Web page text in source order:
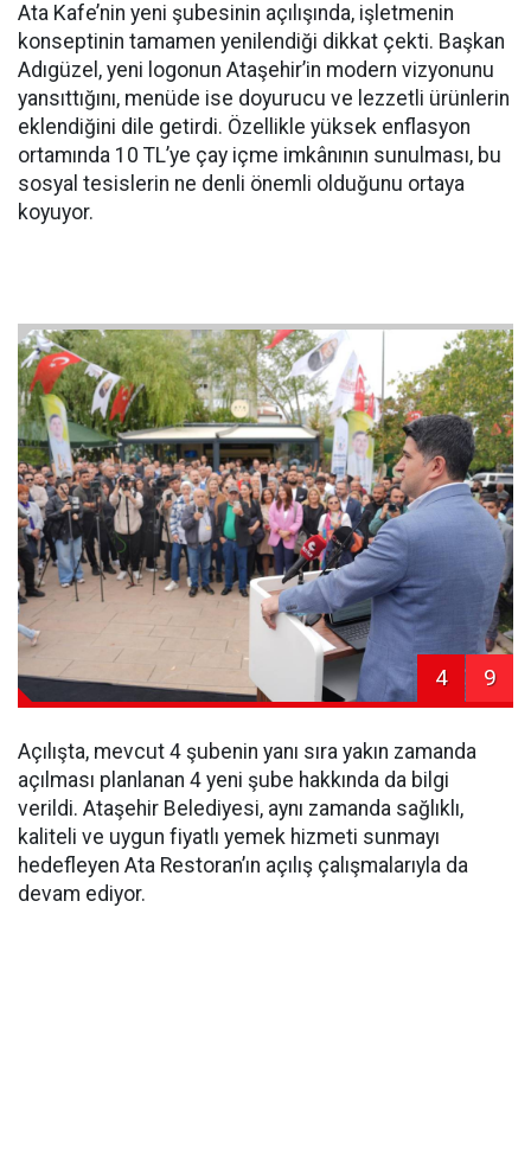
Ata Kafe’nin yeni şubesinin açılışında, işletmenin
konseptinin tamamen yenilendiği dikkat çekti. Başkan
Adıgüzel, yeni logonun Ataşehir’in modern vizyonunu
yansıttığını, menüde ise doyurucu ve lezzetli ürünlerin
eklendiğini dile getirdi. Özellikle yüksek enflasyon
ortamında 10 TL’ye çay içme imkânının sunulması, bu
sosyal tesislerin ne denli önemli olduğunu ortaya
koyuyor.
4 9
Açılışta, mevcut 4 şubenin yanı sıra yakın zamanda
açılması planlanan 4 yeni şube hakkında da bilgi
verildi. Ataşehir Belediyesi, aynı zamanda sağlıklı,
kaliteli ve uygun fiyatlı yemek hizmeti sunmayı
hedefleyen Ata Restoran’ın açılış çalışmalarıyla da
devam ediyor.